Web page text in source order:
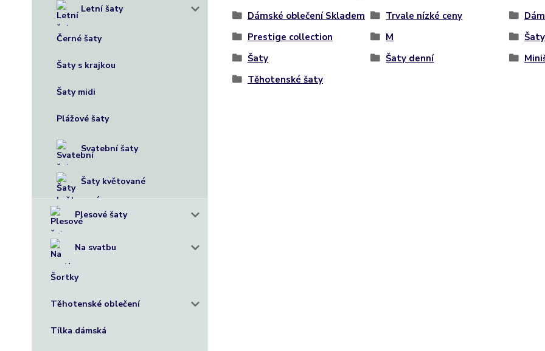
Letní šaty
Černé šaty
Šaty s krajkou
Šaty midi
Plážové šaty
Svatební šaty
Šaty květované
Plesové šaty
Na svatbu
Šortky
Těhotenské oblečení
Tílka dámská
Dámské oblečení Skladem Trvale nízké ceny
Prestige collection
M
Šaty
Šaty denní
Těhotenské šaty